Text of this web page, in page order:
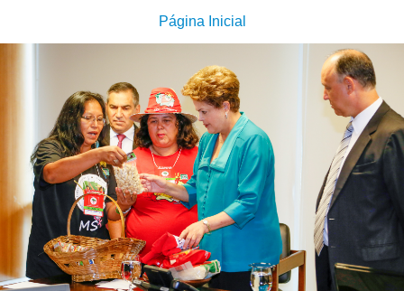
Página Inicial